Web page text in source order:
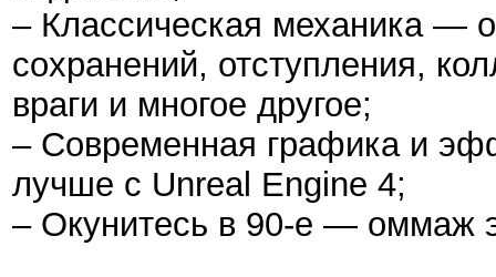
– Классическая механика —
сохранений, отступления,
враги и многое другое;
– Современная графика и
лучше с Unreal Engine 4;
– Окунитесь в 90-е — оммаж